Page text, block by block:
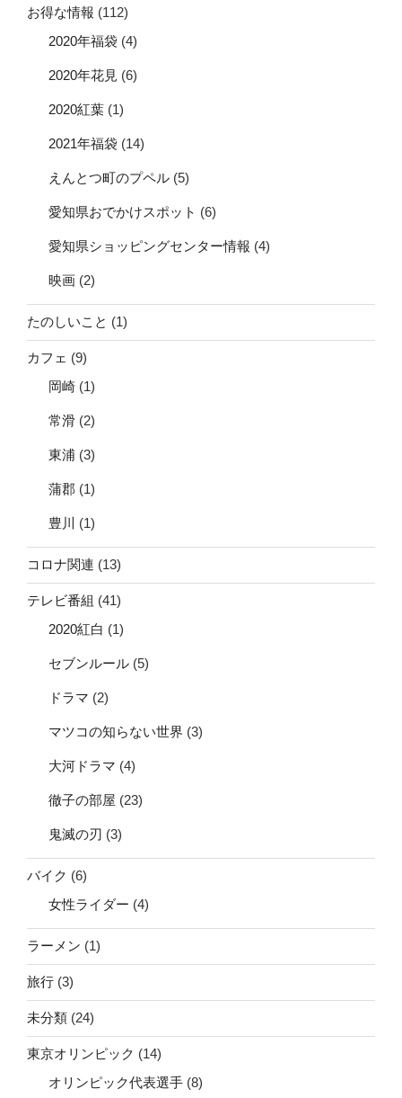
お得な情報 (112)
2020年福袋 (4)
2020年花見 (6)
2020紅葉 (1)
2021年福袋 (14)
えんとつ町のプペル (5)
愛知県おでかけスポット (6)
愛知県ショッピングセンター情報 (4)
映画 (2)
たのしいこと (1)
カフェ (9)
岡崎 (1)
常滑 (2)
東浦 (3)
蒲郡 (1)
豊川 (1)
コロナ関連 (13)
テレビ番組 (41)
2020紅白 (1)
セブンルール (5)
ドラマ (2)
マツコの知らない世界 (3)
大河ドラマ (4)
徹子の部屋 (23)
鬼滅の刃 (3)
バイク (6)
女性ライダー (4)
ラーメン (1)
旅行 (3)
未分類 (24)
東京オリンピック (14)
オリンピック代表選手 (8)